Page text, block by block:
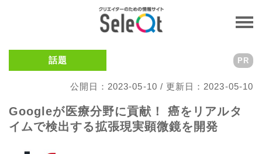
話題
公開日：2023-05-10 / 更新日：2023-05-10
PR
Googleが医療分野に貢献！ 癌をリアルタ
イムで検出する拡張現実顕微鏡を開発